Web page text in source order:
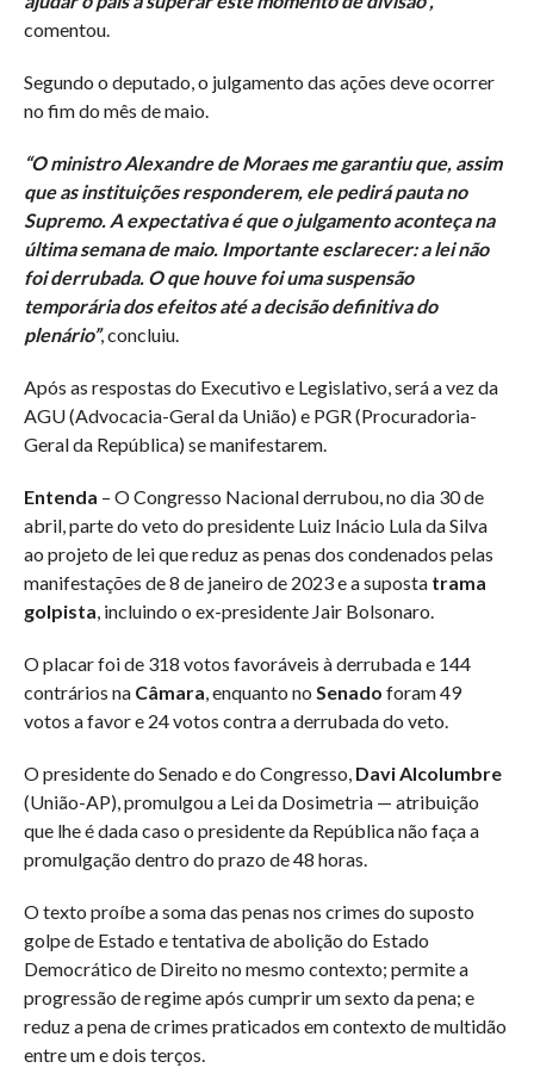
comentou.
Segundo o deputado, o julgamento das ações deve ocorrer
no fim do mês de maio.
“O ministro Alexandre de Moraes me garantiu que, assim
que as instituições responderem, ele pedirá pauta no
Supremo. A expectativa é que o julgamento aconteça na
última semana de maio. Importante esclarecer: a lei não
foi derrubada. O que houve foi uma suspensão
temporária dos efeitos até a decisão definitiva do
plenário”, concluiu.
Após as respostas do Executivo e Legislativo, será a vez da
AGU (Advocacia-Geral da União) e PGR (Procuradoria-
Geral da República) se manifestarem.
Entenda – O Congresso Nacional derrubou, no dia 30 de
abril, parte do veto do presidente Luiz Inácio Lula da Silva
ao projeto de lei que reduz as penas dos condenados pelas
manifestações de 8 de janeiro de 2023 e a suposta trama
golpista, incluindo o ex-presidente Jair Bolsonaro.
O placar foi de 318 votos favoráveis à derrubada e 144
contrários na Câmara, enquanto no Senado foram 49
votos a favor e 24 votos contra a derrubada do veto.
O presidente do Senado e do Congresso,Davi Alcolumbre
(União-AP), promulgou a Lei da Dosimetria — atribuição
que lhe é dada caso o presidente da República não faça a
promulgação dentro do prazo de 48 horas.
O texto proíbe a soma das penas nos crimes do suposto
golpe de Estado e tentativa de abolição do Estado
Democrático de Direito no mesmo contexto; permite a
progressão de regime após cumprir um sexto da pena; e
reduz a pena de crimes praticados em contexto de multidão
entre um e dois terços.